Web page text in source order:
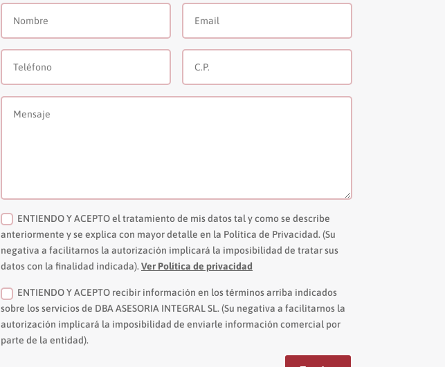
ENTIENDO Y ACEPTO el tratamiento de mis datos tal y como se describe
anteriormente y se explica con mayor detalle en la Política de Privacidad. (Su
negativa a facilitarnos la autorización implicará la imposibilidad de tratar sus
datos con la finalidad indicada). Ver Política de privacidad
ENTIENDO Y ACEPTO recibir información en los términos arriba indicados
sobre los servicios de DBA ASESORIA INTEGRAL SL. (Su negativa a facilitarnos la
autorización implicará la imposibilidad de enviarle información comercial por
parte de la entidad).